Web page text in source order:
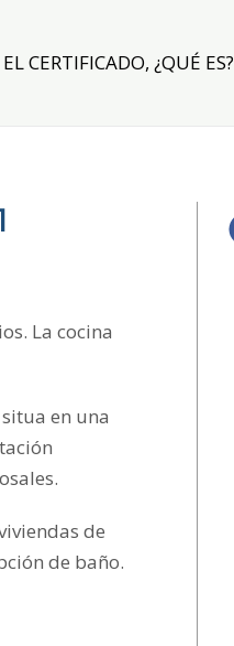
EL CERTIFICADO, ¿QUÉ ES?
La cocina
en una
de
de baño.